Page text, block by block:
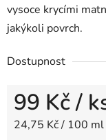
vysoce krycími
jakýkoli povrch.
Dostupnost
99 Kč/
Měrná cena:
24,75 Kč / 100 ml